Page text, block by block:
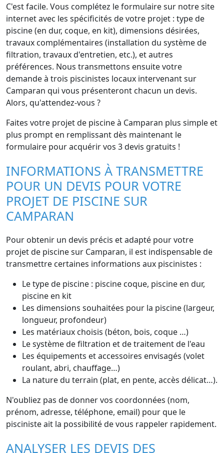
C'est facile. Vous complétez le formulaire sur notre site
internet avec les spécificités de votre projet : type de
piscine (en dur, coque, en kit), dimensions désirées,
travaux complémentaires (installation du système de
filtration, travaux d'entretien, etc.), et autres
préférences. Nous transmettons ensuite votre
demande à trois piscinistes locaux intervenant sur
Camparan qui vous présenteront chacun un devis.
Alors, qu'attendez-vous ?
Faites votre projet de piscine à Camparan plus simple et
plus prompt en remplissant dès maintenant le
formulaire pour acquérir vos 3 devis gratuits !
INFORMATIONS À TRANSMETTRE
POUR UN DEVIS POUR VOTRE
PROJET DE PISCINE SUR
CAMPARAN
Pour obtenir un devis précis et adapté pour votre
projet de piscine sur Camparan, il est indispensable de
transmettre certaines informations aux piscinistes :
Le type de piscine : piscine coque, piscine en dur,
piscine en kit
Les dimensions souhaitées pour la piscine (largeur,
longueur, profondeur)
Les matériaux choisis (béton, bois, coque …)
Le système de filtration et de traitement de l'eau
Les équipements et accessoires envisagés (volet
roulant, abri, chauffage…)
La nature du terrain (plat, en pente, accès délicat…).
N'oubliez pas de donner vos coordonnées (nom,
prénom, adresse, téléphone, email) pour que le
pisciniste ait la possibilité de vous rappeler rapidement.
ANALYSER LES DEVIS DES